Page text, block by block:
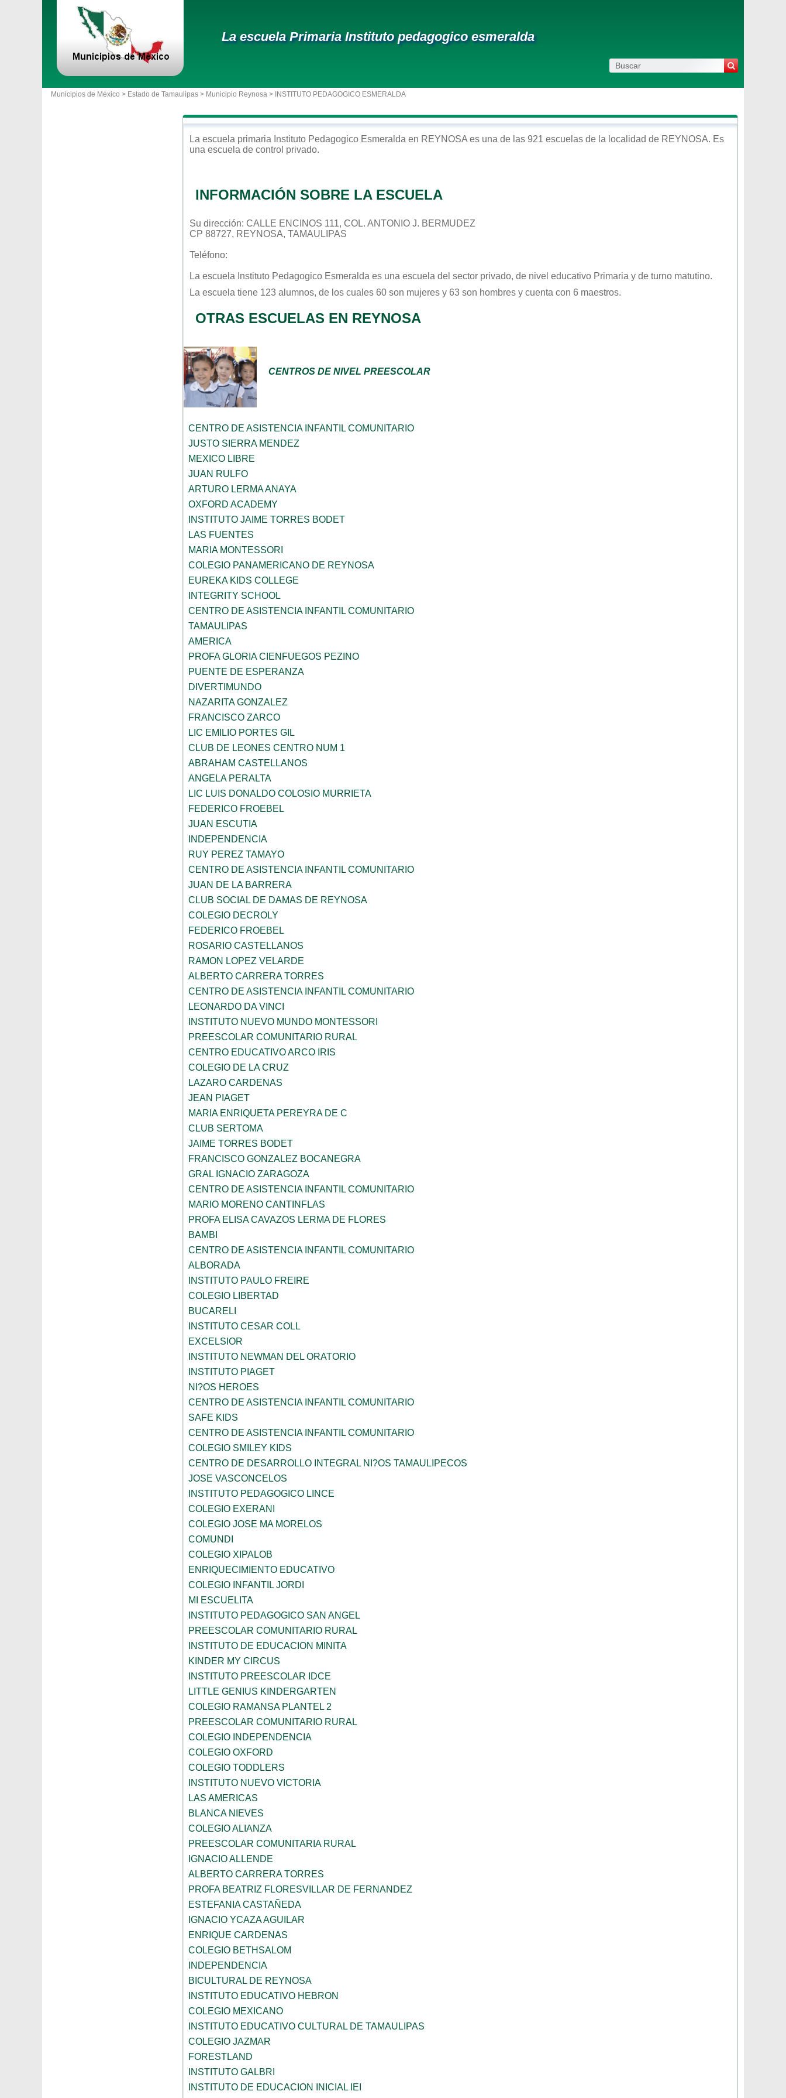
La escuela Primaria Instituto pedagogico esmeralda
Municipios de México > Estado de Tamaulipas > Municipio Reynosa > INSTITUTO PEDAGOGICO ESMERALDA
La escuela primaria Instituto Pedagogico Esmeralda en REYNOSA es una de las 921 escuelas de la localidad de REYNOSA. Es
una escuela de control privado.
INFORMACIÓN SOBRE LA ESCUELA
Su dirección: CALLE ENCINOS 111, COL. ANTONIO J. BERMUDEZ
CP 88727, REYNOSA, TAMAULIPAS
Teléfono:
La escuela Instituto Pedagogico Esmeralda es una escuela del sector privado, de nivel educativo Primaria y de turno matutino.
La escuela tiene 123 alumnos, de los cuales 60 son mujeres y 63 son hombres y cuenta con 6 maestros.
OTRAS ESCUELAS EN REYNOSA
CENTROS DE NIVEL PREESCOLAR
CENTRO DE ASISTENCIA INFANTIL COMUNITARIO
JUSTO SIERRA MENDEZ
MEXICO LIBRE
JUAN RULFO
ARTURO LERMA ANAYA
OXFORD ACADEMY
INSTITUTO JAIME TORRES BODET
LAS FUENTES
MARIA MONTESSORI
COLEGIO PANAMERICANO DE REYNOSA
EUREKA KIDS COLLEGE
INTEGRITY SCHOOL
CENTRO DE ASISTENCIA INFANTIL COMUNITARIO
TAMAULIPAS
AMERICA
PROFA GLORIA CIENFUEGOS PEZINO
PUENTE DE ESPERANZA
DIVERTIMUNDO
NAZARITA GONZALEZ
FRANCISCO ZARCO
LIC EMILIO PORTES GIL
CLUB DE LEONES CENTRO NUM 1
ABRAHAM CASTELLANOS
ANGELA PERALTA
LIC LUIS DONALDO COLOSIO MURRIETA
FEDERICO FROEBEL
JUAN ESCUTIA
INDEPENDENCIA
RUY PEREZ TAMAYO
CENTRO DE ASISTENCIA INFANTIL COMUNITARIO
JUAN DE LA BARRERA
CLUB SOCIAL DE DAMAS DE REYNOSA
COLEGIO DECROLY
FEDERICO FROEBEL
ROSARIO CASTELLANOS
RAMON LOPEZ VELARDE
ALBERTO CARRERA TORRES
CENTRO DE ASISTENCIA INFANTIL COMUNITARIO
LEONARDO DA VINCI
INSTITUTO NUEVO MUNDO MONTESSORI
PREESCOLAR COMUNITARIO RURAL
CENTRO EDUCATIVO ARCO IRIS
COLEGIO DE LA CRUZ
LAZARO CARDENAS
JEAN PIAGET
MARIA ENRIQUETA PEREYRA DE C
CLUB SERTOMA
JAIME TORRES BODET
FRANCISCO GONZALEZ BOCANEGRA
GRAL IGNACIO ZARAGOZA
CENTRO DE ASISTENCIA INFANTIL COMUNITARIO
MARIO MORENO CANTINFLAS
PROFA ELISA CAVAZOS LERMA DE FLORES
BAMBI
CENTRO DE ASISTENCIA INFANTIL COMUNITARIO
ALBORADA
INSTITUTO PAULO FREIRE
COLEGIO LIBERTAD
BUCARELI
INSTITUTO CESAR COLL
EXCELSIOR
INSTITUTO NEWMAN DEL ORATORIO
INSTITUTO PIAGET
NI?OS HEROES
CENTRO DE ASISTENCIA INFANTIL COMUNITARIO
SAFE KIDS
CENTRO DE ASISTENCIA INFANTIL COMUNITARIO
COLEGIO SMILEY KIDS
CENTRO DE DESARROLLO INTEGRAL NI?OS TAMAULIPECOS
JOSE VASCONCELOS
INSTITUTO PEDAGOGICO LINCE
COLEGIO EXERANI
COLEGIO JOSE MA MORELOS
COMUNDI
COLEGIO XIPALOB
ENRIQUECIMIENTO EDUCATIVO
COLEGIO INFANTIL JORDI
MI ESCUELITA
INSTITUTO PEDAGOGICO SAN ANGEL
PREESCOLAR COMUNITARIO RURAL
INSTITUTO DE EDUCACION MINITA
KINDER MY CIRCUS
INSTITUTO PREESCOLAR IDCE
LITTLE GENIUS KINDERGARTEN
COLEGIO RAMANSA PLANTEL 2
PREESCOLAR COMUNITARIO RURAL
COLEGIO INDEPENDENCIA
COLEGIO OXFORD
COLEGIO TODDLERS
INSTITUTO NUEVO VICTORIA
LAS AMERICAS
BLANCA NIEVES
COLEGIO ALIANZA
PREESCOLAR COMUNITARIA RURAL
IGNACIO ALLENDE
ALBERTO CARRERA TORRES
PROFA BEATRIZ FLORESVILLAR DE FERNANDEZ
ESTEFANIA CASTAÑEDA
IGNACIO YCAZA AGUILAR
ENRIQUE CARDENAS
COLEGIO BETHSALOM
INDEPENDENCIA
BICULTURAL DE REYNOSA
INSTITUTO EDUCATIVO HEBRON
COLEGIO MEXICANO
INSTITUTO EDUCATIVO CULTURAL DE TAMAULIPAS
COLEGIO JAZMAR
FORESTLAND
INSTITUTO GALBRI
INSTITUTO DE EDUCACION INICIAL IEI